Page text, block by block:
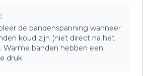
de bandenspanning wanneer
koud zijn (niet direct na het
Warme banden hebben een
druk.